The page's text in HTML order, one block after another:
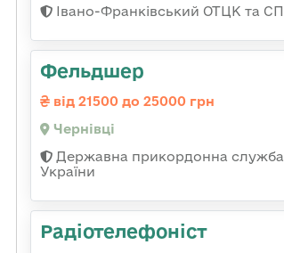
Івано-Франківський ОТЦК та СП
Фельдшер
від 21500 до 25000 грн
Чернівці
Державна прикордонна служба
України
Радіотелефоніст